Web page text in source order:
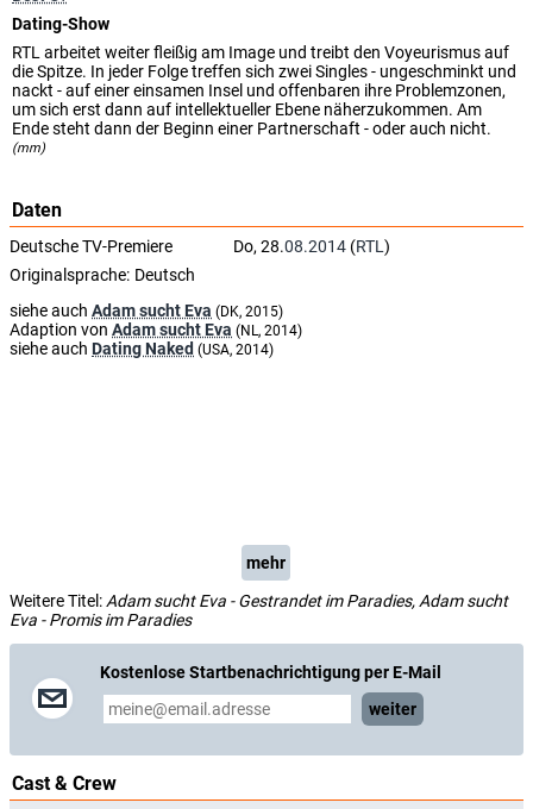
Dating-Show
RTL arbeitet weiter fleißig am Image und treibt den Voyeurismus auf
die Spitze. In jeder Folge treffen sich zwei Singles - ungeschminkt und
nackt - auf einer einsamen Insel und offenbaren ihre Problemzonen,
um sich erst dann auf intellektueller Ebene näherzukommen. Am
Ende steht dann der Beginn einer Partnerschaft - oder auch nicht.
(mm)
Daten
Deutsche TV-Premiere Do, 28.08.2014 (RTL )
Originalsprache: Deutsch
siehe auch Adam sucht Eva (DK, 2015)
Adaption von Adam sucht Eva (NL, 2014)
siehe auch Dating Naked (USA, 2014)
mehr
Weitere Titel: Adam sucht Eva - Gestrandet im Paradies, Adam sucht
Eva - Promis im Paradies
Kostenlose Startbenachrichtigung per E-Mail
weiter
Cast & Crew